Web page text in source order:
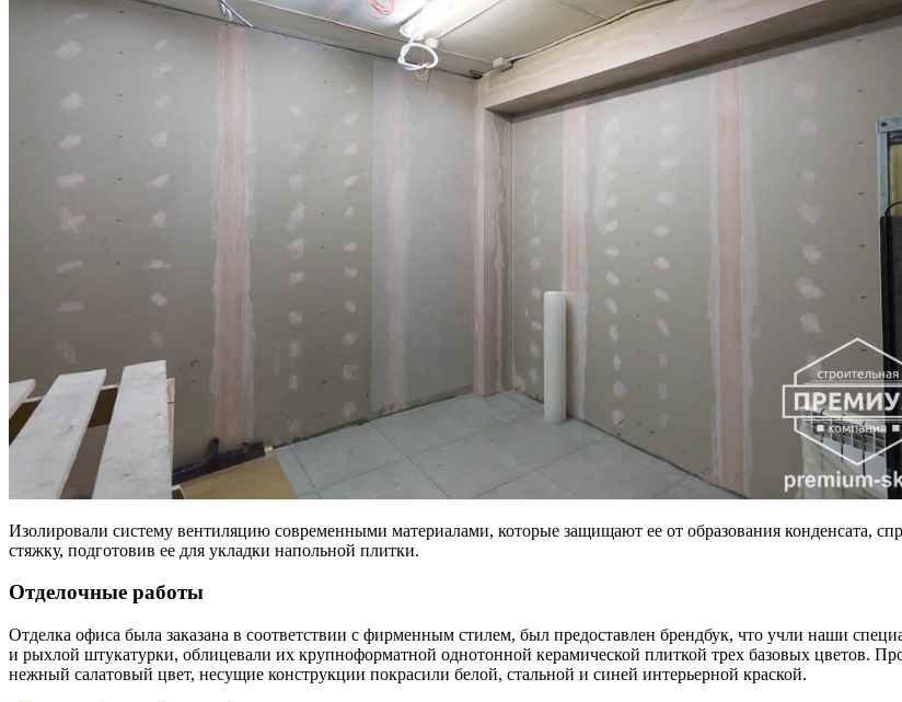
Изолировали систему вентиляцию современными материалами, которые защищают ее от образования конденсата,
стяжку, подготовив ее для укладки напольной плитки.
Отделочные работы
Отделка офиса была заказана в соответствии с фирменным стилем, был предоставлен брендбук, что учли наши
и рыхлой штукатурки, облицевали их крупноформатной однотонной керамической плиткой трех базовых цветов.
нежный салатовый цвет, несущие конструкции покрасили белой, стальной и синей интерьерной краской.